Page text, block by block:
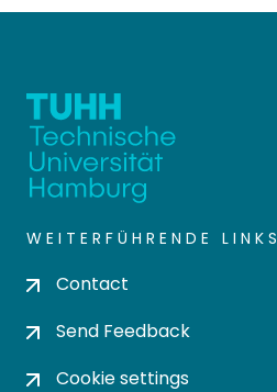
WEITERFÜHRENDE LINKS
Contact
Send Feedback
Cookie settings